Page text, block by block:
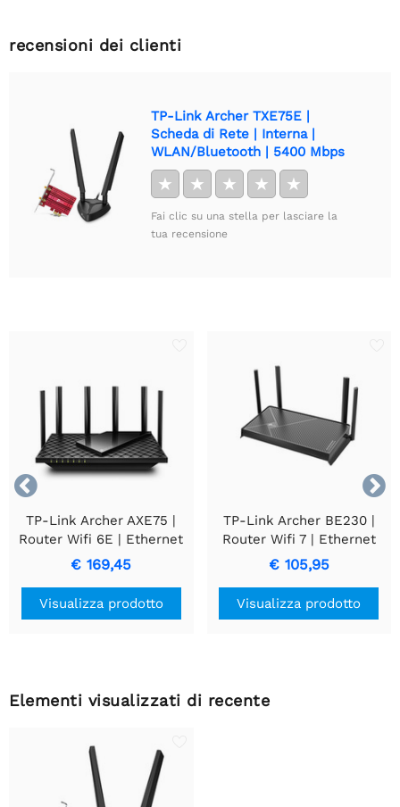
recensioni dei clienti
TP-Link Archer TXE75E |
Scheda di Rete | Interna |
WLAN/Bluetooth | 5400 Mbps
★ ★ ★ ★ ★
Fai clic su una stella per lasciare la
tua recensione


TP-Link Archer AXE75 |
Router Wifi 6E | Ethernet
Gigabit Tri-band (2.4 GHz
/ 5 GHz / 6 GHz) | 2402
Mbit/s
€ 169,45
Visualizza prodotto
TP-Link Archer BE230 |
Router Wifi 7 | Ethernet
Dual-band a 2,5 Gigabit
(2,4 GHz / 5 GHz) | 2882
Mbit/s
€ 105,95
Visualizza prodotto
Elementi visualizzati di recente